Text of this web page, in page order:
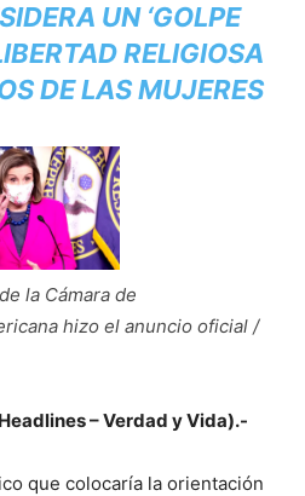
UN ‘GOLPE
RELIGIOSA
DE LAS MUJERES
la Cámara de
hizo el anuncio oficial /
– Verdad y Vida).-
que colocaría la orientación